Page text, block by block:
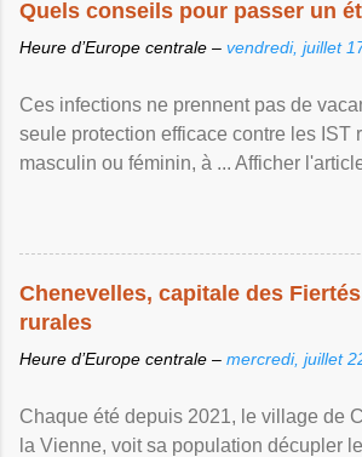
Quels conseils pour passer un
Heure d’Europe centrale – vendredi, juillet
Ces infections ne prennent pas de
seule protection efficace contre les IST
masculin ou féminin, à ... Afficher
Chenevelles, capitale des
rurales
Heure d’Europe centrale – mercredi, juillet
Chaque été depuis 2021, le village de
la Vienne, voit sa population décupler